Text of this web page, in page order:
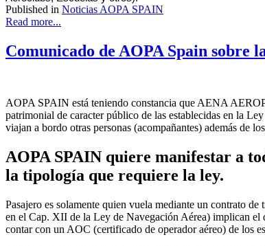
Published in Noticias AOPA SPAIN
Read more...
Comunicado de AOPA Spain sobre
AOPA SPAIN está teniendo constancia que AENA
patrimonial de caracter público de las establecidas en la
viajan a bordo otras personas (acompañantes) además de
AOPA SPAIN quiere manifestar a
la tipología que requiere la ley.
Pasajero es solamente quien vuela mediante un contrato
en el Cap. XII de la Ley de Navegación Aérea) implican el
contar con un AOC (certificado de operador aéreo) de los